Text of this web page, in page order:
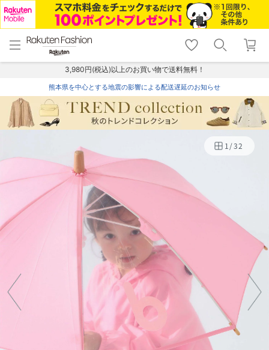
menu home
トップ
shopping_cart lock_outline
ログイン
3,980円(税込)以上のお買い物で送料無料！
熊本県を中心とする地震の影響による配送遅延のお知らせ
1/32